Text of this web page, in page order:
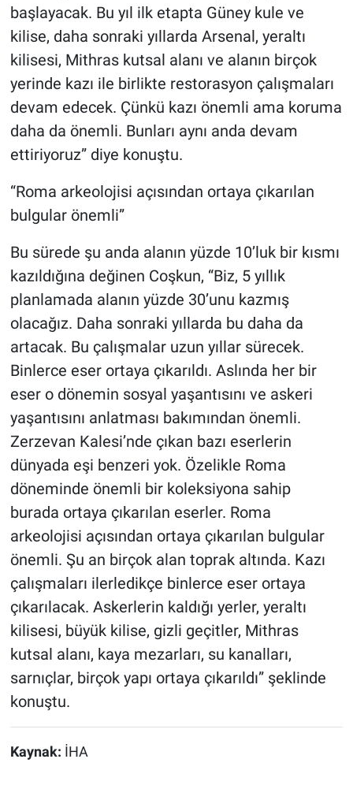
başlayacak. Bu yıl ilk etapta Güney kule ve
kilise, daha sonraki yıllarda Arsenal, yeraltı
kilisesi, Mithras kutsal alanı ve alanın birçok
yerinde kazı ile birlikte restorasyon çalışmaları
devam edecek. Çünkü kazı önemli ama koruma
daha da önemli. Bunları aynı anda devam
ettiriyoruz” diye konuştu.
“Roma arkeolojisi açısından ortaya çıkarılan
bulgular önemli”
Bu sürede şu anda alanın yüzde 10’luk bir kısmı
kazıldığına değinen Coşkun, “Biz, 5 yıllık
planlamada alanın yüzde 30’unu kazmış
olacağız. Daha sonraki yıllarda bu daha da
artacak. Bu çalışmalar uzun yıllar sürecek.
Binlerce eser ortaya çıkarıldı. Aslında her bir
eser o dönemin sosyal yaşantısını ve askeri
yaşantısını anlatması bakımından önemli.
Zerzevan Kalesi’nde çıkan bazı eserlerin
dünyada eşi benzeri yok. Özelikle Roma
döneminde önemli bir koleksiyona sahip
burada ortaya çıkarılan eserler. Roma
arkeolojisi açısından ortaya çıkarılan bulgular
önemli. Şu an birçok alan toprak altında. Kazı
çalışmaları ilerledikçe binlerce eser ortaya
çıkarılacak. Askerlerin kaldığı yerler, yeraltı
kilisesi, büyük kilise, gizli geçitler, Mithras
kutsal alanı, kaya mezarları, su kanalları,
sarnıçlar, birçok yapı ortaya çıkarıldı” şeklinde
konuştu.
Kaynak: İHA